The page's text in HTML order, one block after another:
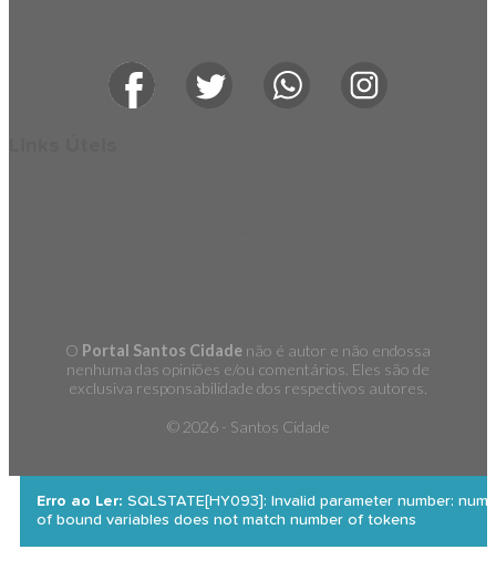
O Portal Santos Cidade não é autor e não endossa
nenhuma das opiniões e/ou comentários. Eles são de
exclusiva responsabilidade dos respectivos autores.
© 2026 - Santos Cidade
Erro ao Ler: SQLSTATE[HY093]: Invalid parameter number:
of bound variables does not match number of tokens